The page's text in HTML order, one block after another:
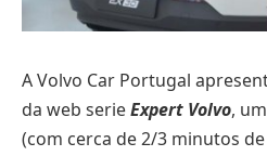
A Volvo Car Portugal
da web serieExpert Volvo,
(com cerca de 2/3 minutos